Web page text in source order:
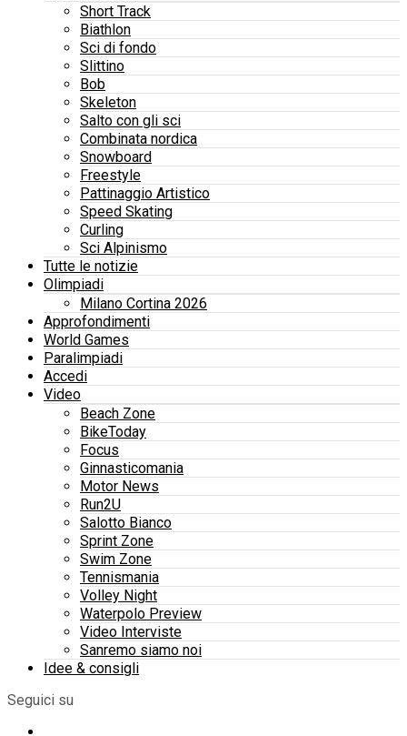
Short Track
Biathlon
Sci di fondo
Slittino
Bob
Skeleton
Salto con gli sci
Combinata nordica
Snowboard
Freestyle
Pattinaggio Artistico
Speed Skating
Curling
Sci Alpinismo
Tutte le notizie
Olimpiadi
Milano Cortina 2026
Approfondimenti
World Games
Paralimpiadi
Accedi
Video
Beach Zone
BikeToday
Focus
Ginnasticomania
Motor News
Run2U
Salotto Bianco
Sprint Zone
Swim Zone
Tennismania
Volley Night
Waterpolo Preview
Video Interviste
Sanremo siamo noi
Idee & consigli
Seguici su